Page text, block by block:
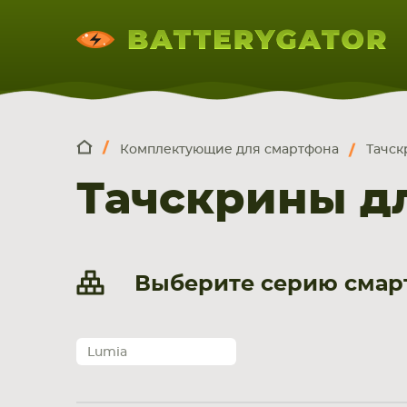
НОУТБУКА
ПЛАНШЕТА
Комплектующие для смартфона
Тачскрины
Выберите серию
Lumia